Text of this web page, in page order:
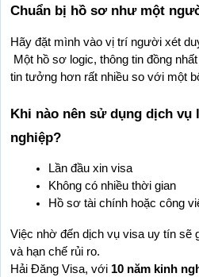
Chuẩn bị hồ sơ như một
Hãy đặt mình vào vị trí người xét
Một hồ sơ logic, thông tin đồng
tin tưởng hơn rất nhiều so với một
Khi nào nên sử dụng dịch vụ
nghiệp?
Lần đầu xin visa
Không có nhiều thời gian
Hồ sơ tài chính hoặc công
Việc nhờ đến dịch vụ visa uy tín sẽ
và hạn chế rủi ro.
Hải Đăng Visa, với 10 năm kinh